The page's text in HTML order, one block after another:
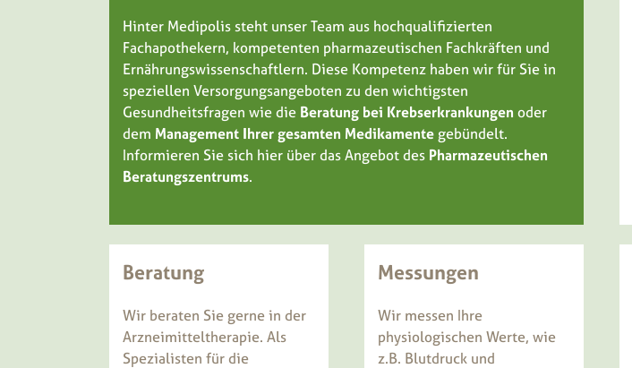
Hinter Medipolis steht unser Team aus hochqualifizierten
Fachapothekern, kompetenten pharmazeutischen Fachkräften und
Ernährungswissenschaftlern. Diese Kompetenz haben wir für Sie in
speziellen Versorgungsangeboten zu den wichtigsten
Gesundheitsfragen wie die Beratung bei Krebserkrankungen oder
dem Management Ihrer gesamten Medikamente gebündelt.
Informieren Sie sich hier über das Angebot des Pharmazeutischen
Beratungszentrums.
Beratung
Wir beraten Sie gerne in der
Arzneimitteltherapie. Als
Spezialisten für die
Messungen
Wir messen Ihre
physiologischen Werte, wie
z.B. Blutdruck und